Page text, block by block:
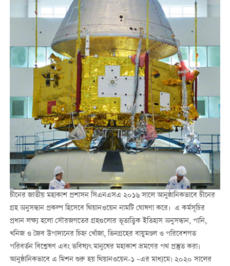
চীনের জাতীয় মহাকাশ প্রশাসন সিএনএসএ ২০১৬ সালে আনুষ্ঠানিকভাবে চীনের
গ্রহ অনুসন্ধান প্রকল্প হিসেবে থিয়ানওয়েন নামটি ঘোষণা করে। এ কর্মসূচির
প্রধান লক্ষ্য হলো সৌরজগতের গ্রহগুলোর ভূতাত্ত্বিক ইতিহাস অনুসন্ধান, পানি,
খনিজ ও জৈব উপাদানের চিহ্ন খোঁজা, ভিনগ্রহের বায়ুমণ্ডল ও পরিবেশগত
পরিবর্তন বিশ্লেষণ এবং ভবিষ্যৎ মানুষের মহাকাশ ভ্রমণের পথ প্রস্তুত করা।
আনুষ্ঠানিকভাবে এ মিশন শুরু হয় থিয়ানওয়েন-১ –এর মাধ্যমে। ২০২০ সালের